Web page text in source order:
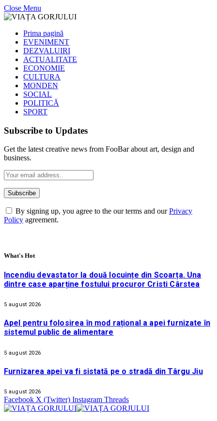
Close Menu
Prima pagină
EVENIMENT
DEZVALUIRI
ACTUALITATE
ECONOMIE
CULTURA
MONDEN
SOCIAL
POLITICĂ
SPORT
Subscribe to Updates
Get the latest creative news from FooBar about art, design and
business.
By signing up, you agree to the our terms and ourPrivacy
Policy agreement.
What's Hot
Incendiu devastator la două locuințe din Scoarța. Una
dintre case aparține fostului procuror Cristi Cârstea
5 august 2026
Apel pentru folosirea în mod rațional a apei furnizate în
sistemul public de alimentare
5 august 2026
Furnizarea apei va fi sistată pe o stradă din Târgu Jiu
5 august 2026
Facebook X (Twitter) Instagram Threads